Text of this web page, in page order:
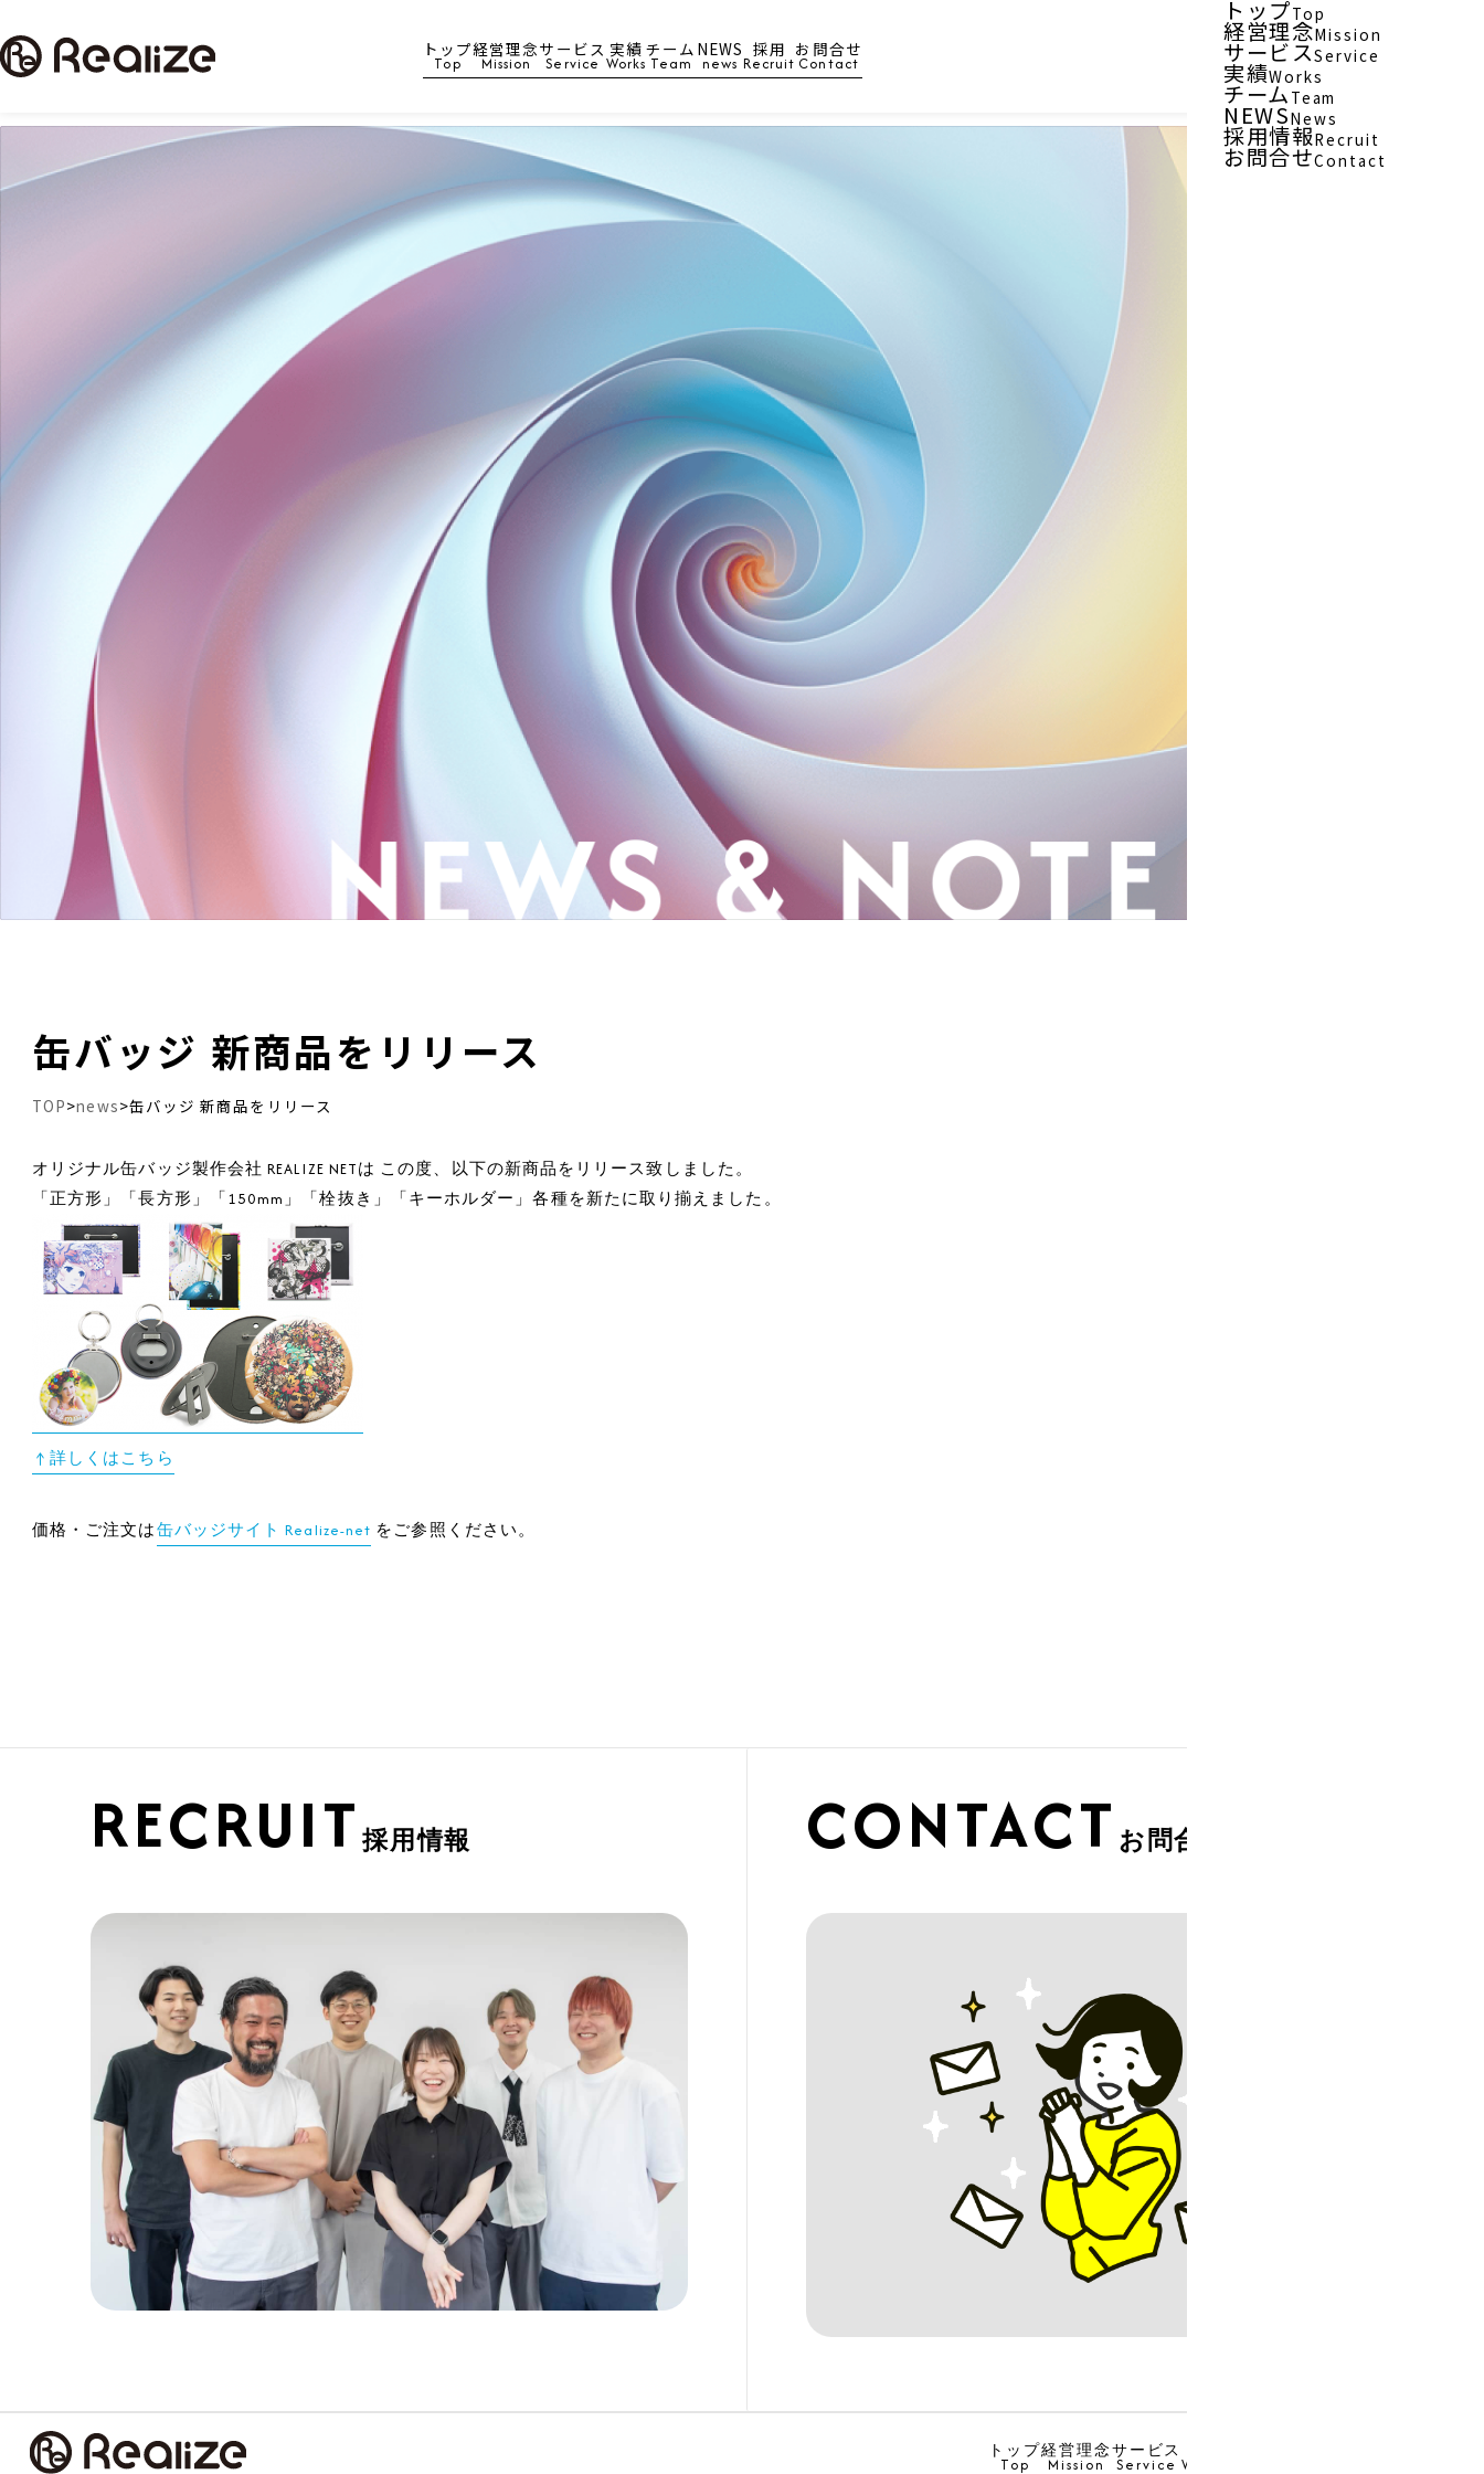
トップ
Top
経営理念
Mission
サービス
Service
実績
Works
チーム
Team
NEWS
news
採用
Recruit
お問合せ
Contact
トップTop
経営理念Mission
サービスService
実績Works
チーム Team
NEWSNews
採用情報Recruit
お問合せContact
缶バッジ 新商品をリリース
TOP>news>缶バッジ 新商品をリリース
オリジナル缶バッジ製作会社 REALIZE NETは この度、以下の新商品をリリース致しました。
「正方形」「長方形」「150mm」「栓抜き」「キーホルダー」各種を新たに取り揃えました。
↑詳しくはこちら
価格・ご注文は缶バッジサイト Realize-net をご参照ください。
RECRUIT 採用情報 CONTACT お問合せ
トップ
Top
経営理念
Mission
サービス
Service Works